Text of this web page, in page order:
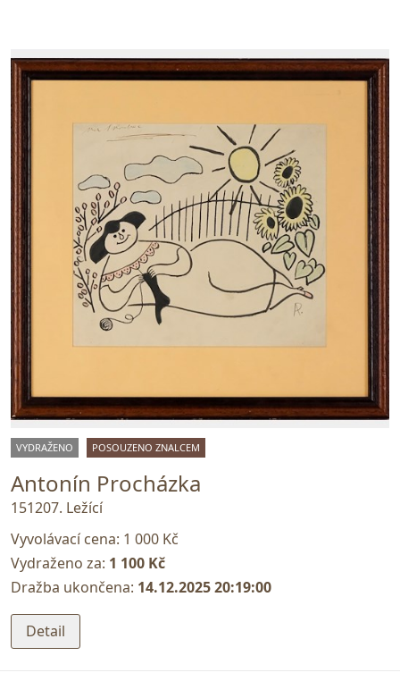
VYDRAŽENO POSOUZENO ZNALCEM
Antonín Procházka
151207. Ležící
Vyvolávací cena: 1 000 Kč
Vydraženo za: 1 100 Kč
Dražba ukončena: 14.12.2025 20:19:00
Detail